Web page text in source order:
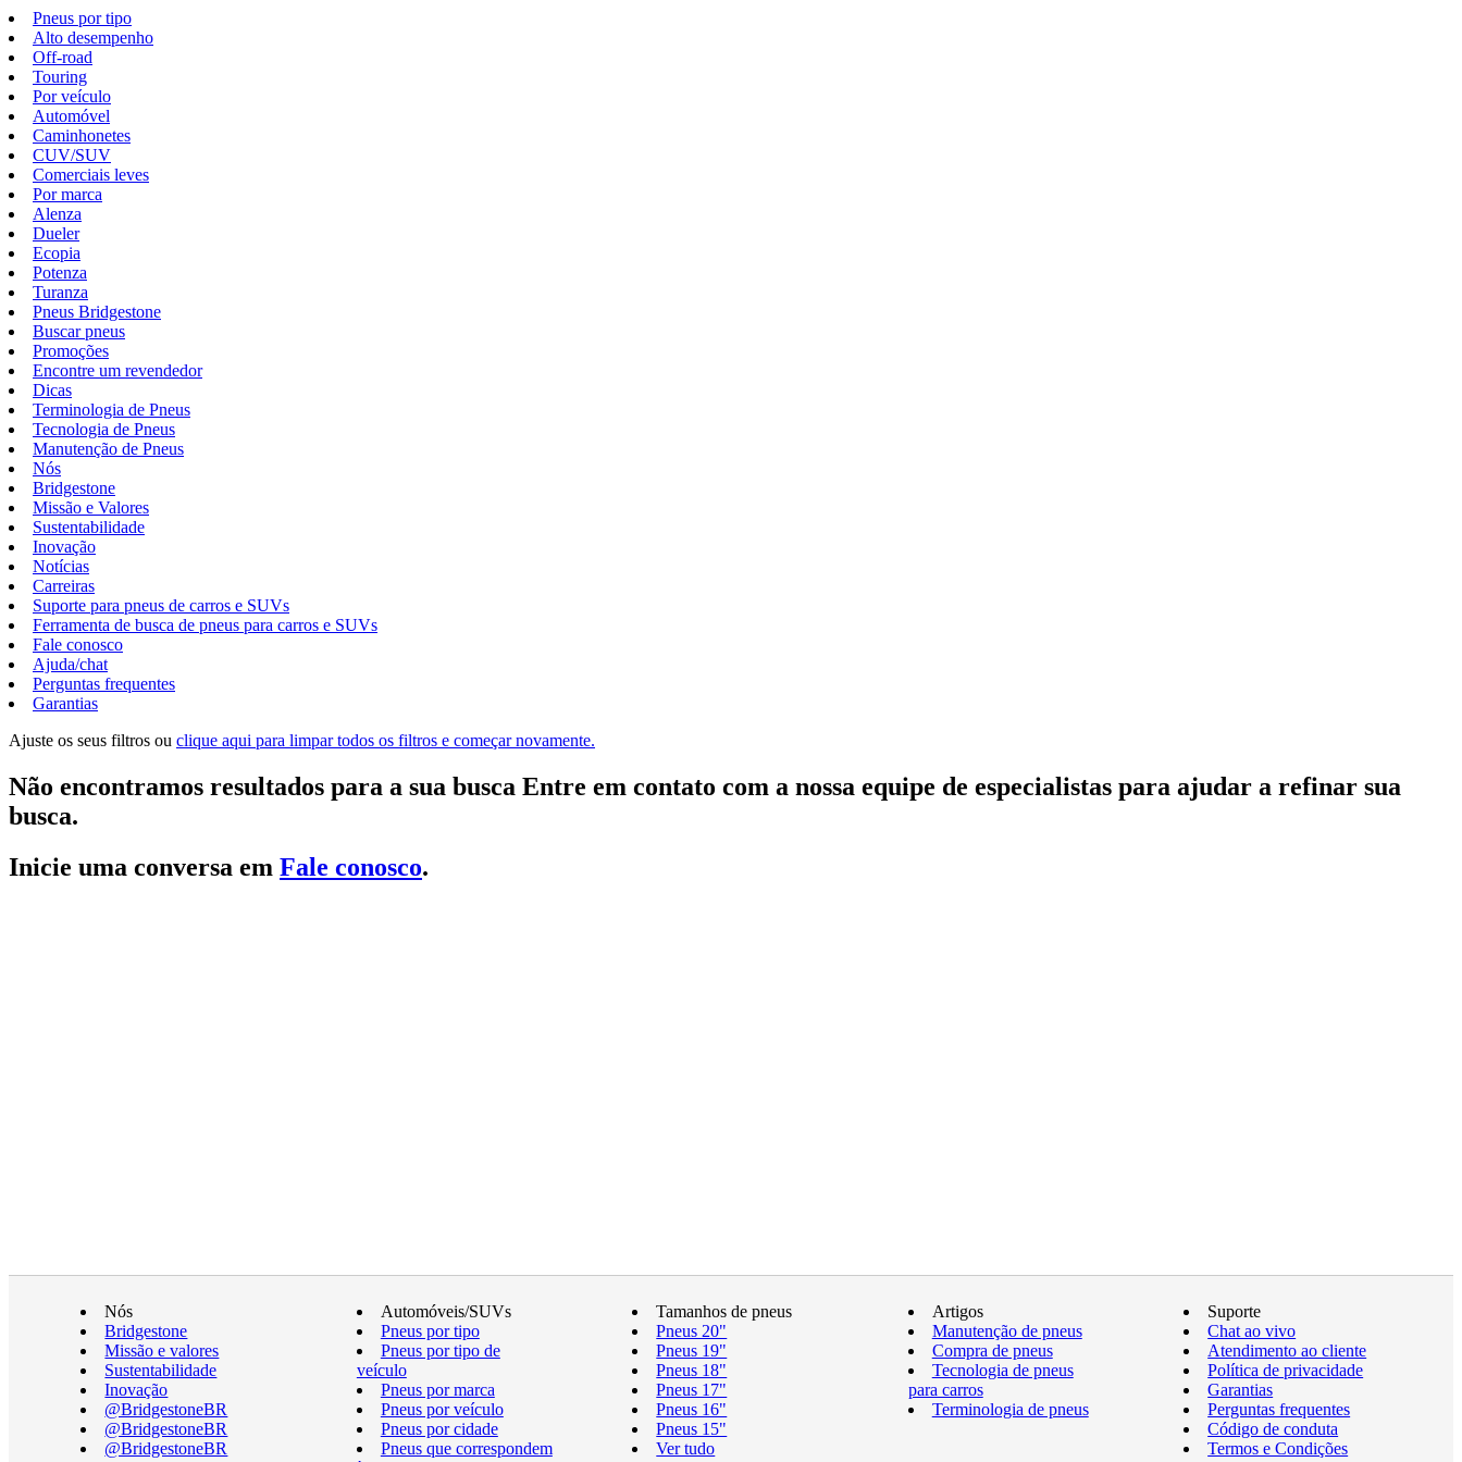
Pneus por tipo
Alto desempenho
Off-road
Touring
Por veículo
Automóvel
Caminhonetes
CUV/SUV
Comerciais leves
Por marca
Alenza
Dueler
Ecopia
Potenza
Turanza
Pneus Bridgestone
Buscar pneus
Promoções
Encontre um revendedor
Dicas
Terminologia de Pneus
Tecnologia de Pneus
Manutenção de Pneus
Nós
Bridgestone
Missão e Valores
Sustentabilidade
Inovação
Notícias
Carreiras
Suporte para pneus de carros e SUVs
Ferramenta de busca de pneus para carros e SUVs
Fale conosco
Ajuda/chat
Perguntas frequentes
Garantias
Ajuste os seus filtros ou clique aqui para limpar todos os filtros e começar novamente.
Não encontramos resultados para a sua busca Entre em contato com a nossa equipe de especialistas para ajudar a refinar sua
busca.
Inicie uma conversa em Fale conosco.
Nós
Bridgestone
Missão e valores
Sustentabilidade
Inovação
@BridgestoneBR
@BridgestoneBR
@BridgestoneBR
Automóveis/SUVs
Pneus por tipo
Pneus por tipo de
veículo
Pneus por marca
Pneus por veículo
Pneus por cidade
Pneus que correspondem
Tamanhos de pneus
Pneus 20"
Pneus 19"
Pneus 18"
Pneus 17"
Pneus 16"
Pneus 15"
Ver tudo
Artigos
Manutenção de pneus
Compra de pneus
Tecnologia de pneus
para carros
Terminologia de pneus
Suporte
Chat ao vivo
Atendimento ao cliente
Política de privacidade
Garantias
Perguntas frequentes
Código de conduta
Termos e Condições